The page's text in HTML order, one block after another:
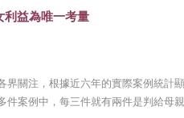
利益為唯一考量
界關注，根據近六年的實際案例統計
案例中，每三件就有兩件是判給母親